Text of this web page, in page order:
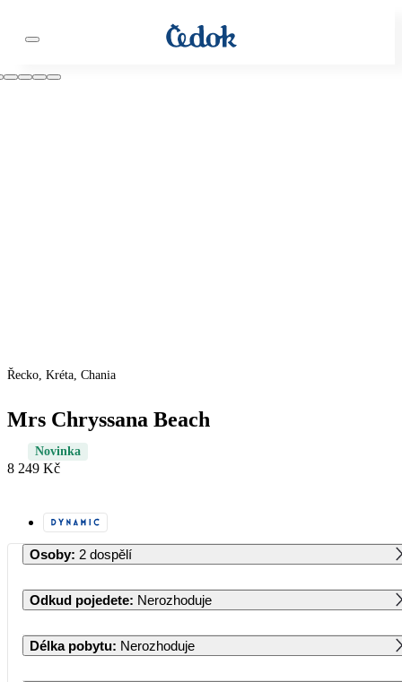
Řecko, Kréta, Chania
Mrs Chryssana Beach
Novinka
8 249 Kč
Osoby: 2 dospělí
Odkud pojedete: Nerozhoduje
Délka pobytu: Nerozhoduje